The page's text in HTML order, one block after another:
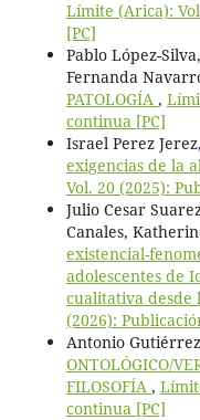
Límite (Arica):
[PC]
Pablo López-
Fernanda
PATOLOGÍA ,
continua [PC]
Israel Perez Jerez,
exigencias de la
Vol. 20 (2025):
Julio Cesar
Canales,
existencial-
adolescentes de
cualitativa desde
(2026):
Antonio
ONTOLÓGICO/
FILOSOFÍA ,
continua [PC]